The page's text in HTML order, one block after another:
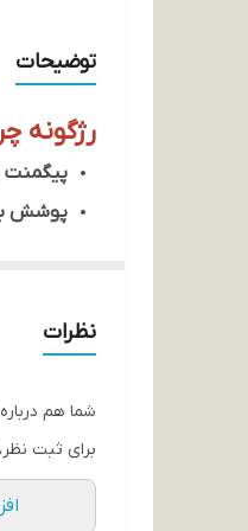
توضیحات
رژگونه
پیگمنت
پوشش
دارای
نظرات
شما هم
برای ثبت